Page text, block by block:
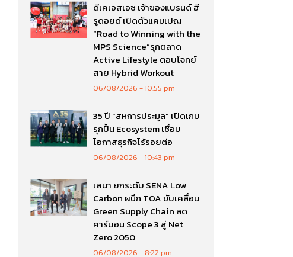
ดีเคเอสเอช เจ้าของแบรนด์ ฮี
รูดอยด์ เปิดตัวแคมเปญ
“Road to Winning with the
MPS Science”รุกตลาด
Active Lifestyle ตอบโจทย์
สาย Hybrid Workout
06/08/2026 10:55 pm
35 ปี “สหการประมูล” เปิดเกม
รุกปั้น Ecosystem เชื่อม
โอกาสธุรกิจไร้รอยต่อ
06/08/2026 10:43 pm
เสนา ยกระดับ SENA Low
Carbon ผนึก TOA ขับเคลื่อน
Green Supply Chain ลด
คาร์บอน Scope 3 สู่ Net
Zero 2050
06/08/2026 8:22 pm